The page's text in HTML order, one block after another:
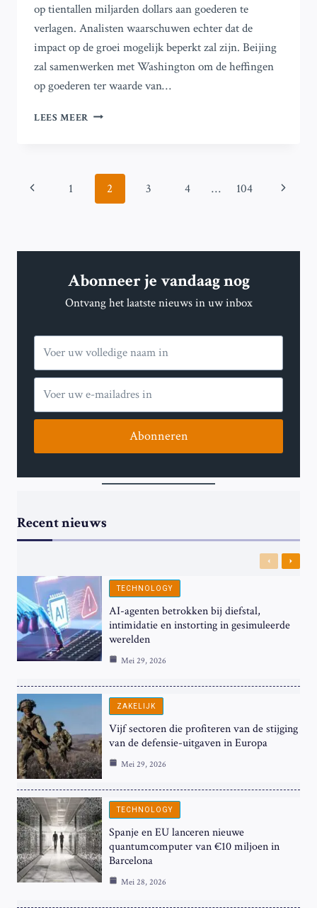
op tientallen miljarden dollars aan goederen te
verlagen. Analisten waarschuwen echter dat de
impact op de groei mogelijk beperkt zal zijn. Beijing
zal samenwerken met Washington om de heffingen
op goederen ter waarde van…
LEES MEER VS
VERLAGING
VAN
HOGE
MEER
EEN
VAN
ACTIES
Paginanavigatie
Vorige
1 2 3 4 … 104
Abonneer je vandaag nog
Ontvang het laatste nieuws in uw inbox
Abonneren
Recent nieuws
Previous
Next
TECHNOLOGY
AI-agenten betrokken bij diefstal,
intimidatie en instorting in gesimuleerde
werelden
Mei 29, 2026
ZAKELIJK
Vijf sectoren die profiteren van de stijging
van de defensie-uitgaven in Europa
Mei 29, 2026
TECHNOLOGY
Spanje en EU lanceren nieuwe
quantumcomputer van €10 miljoen in
Barcelona
Mei 28, 2026